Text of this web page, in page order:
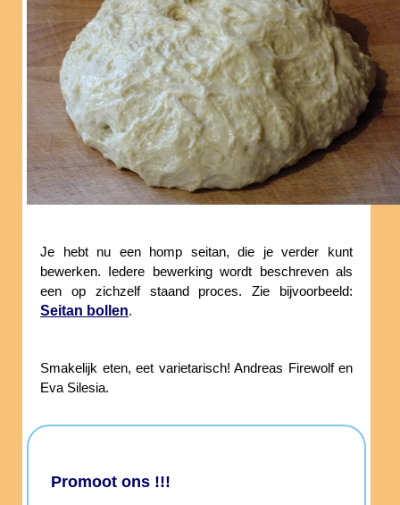
Je hebt nu een homp seitan, die je verder kunt
bewerken. Iedere bewerking wordt beschreven als
een op zichzelf staand proces. Zie bijvoorbeeld:
Seitan bollen.
Smakelijk eten, eet varietarisch! Andreas Firewolf en
Eva Silesia.
Promoot ons !!!